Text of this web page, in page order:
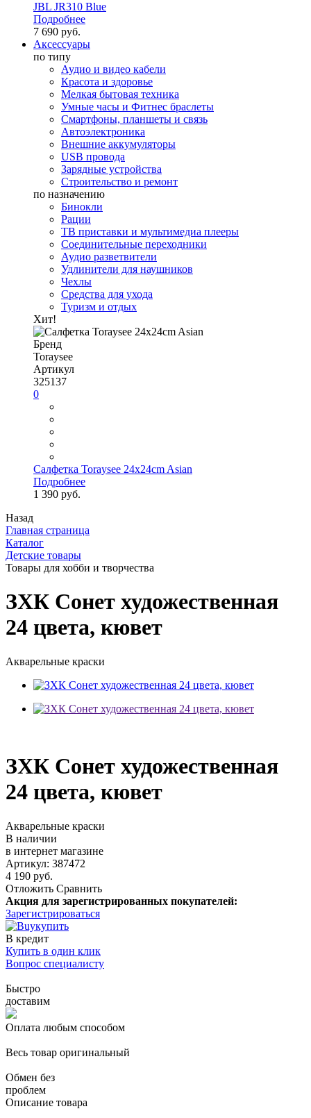
JBL JR310 Blue
Подробнее
7 690 руб.
Аксессуары
по типу
Аудио и видео кабели
Красота и здоровье
Мелкая бытовая техника
Умные часы и Фитнес браслеты
Смартфоны, планшеты и связь
Автоэлектроника
Внешние аккумуляторы
USB провода
Зарядные устройства
Строительство и ремонт
по назначению
Бинокли
Рации
ТВ приставки и мультимедиа плееры
Соединительные переходники
Аудио разветвители
Удлинители для наушников
Чехлы
Средства для ухода
Туризм и отдых
Хит!
Бренд
Toraysee
Артикул
325137
0
Салфетка Toraysee 24x24cm Asian
Подробнее
1 390 руб.
Назад
Главная страница
Каталог
Детские товары
Товары для хобби и творчества
ЗХК Сонет художественная
24 цвета, кювет
Акварельные краски
ЗХК Сонет художественная
24 цвета, кювет
Акварельные краски
В наличии
в интернет магазине
Артикул: 387472
4 190 руб.
Отложить Сравнить
Акция для зарегистрированных покупателей:
Зарегистрироваться
купить
В кредит
Купить в один клик
Вопрос специалисту
Быстро
доставим
Оплата любым способом
Весь товар оригинальный
Обмен без
проблем
Описание товара